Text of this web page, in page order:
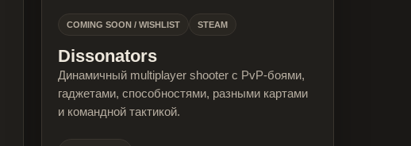
COMING SOON / WISHLIST STEAM
Dissonators
Динамичный multiplayer shooter с PvP-боями,
гаджетами, способностями, разными картами
и командной тактикой.